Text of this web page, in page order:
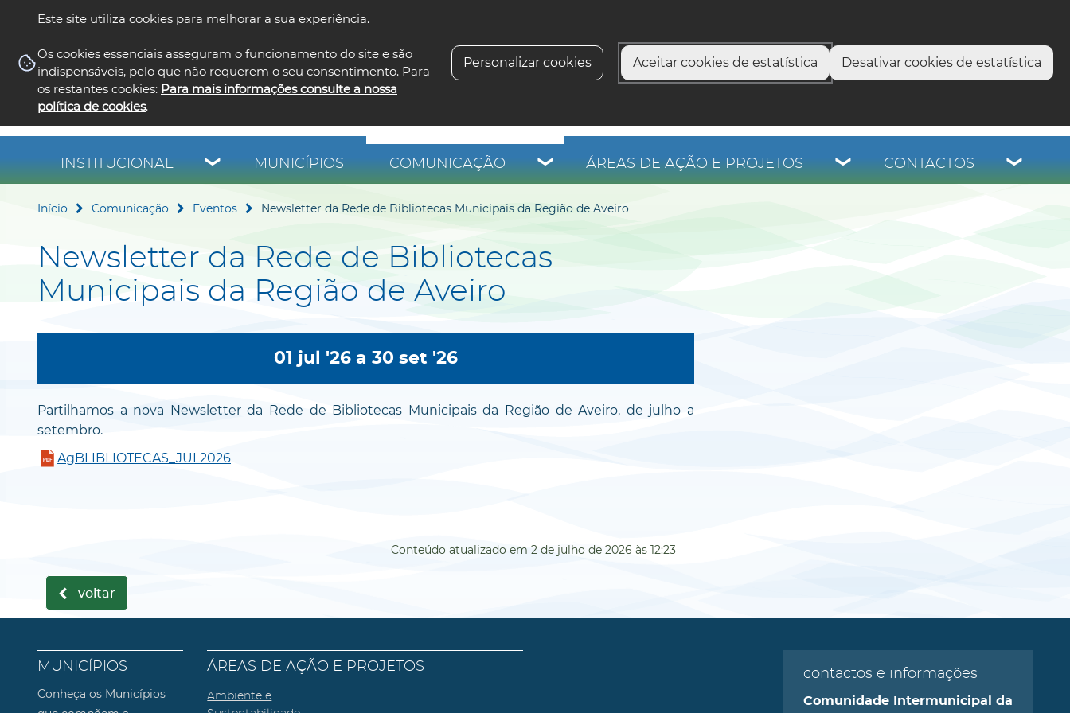
Este site utiliza cookies para melhorar a sua experiência.
Os cookies essenciais asseguram o funcionamento do site e são
indispensáveis, pelo que não requerem o seu consentimento. Para
os restantes cookies: Para mais informações consulte a nossa
política de cookies.
Personalizar cookies Aceitar cookies de estatística Desativar cookies de estatística
INSTITUCIONAL MUNICÍPIOS COMUNICAÇÃO ÁREAS DE AÇÃO E PROJETOS CONTACTOS
Início Comunicação Eventos Newsletter da Rede de Bibliotecas Municipais da Região de Aveiro
Newsletter da Rede de Bibliotecas
Municipais da Região de Aveiro
01 jul '26 a 30 set '26
Partilhamos a nova Newsletter da Rede de Bibliotecas Municipais da Região de Aveiro, de julho a
setembro.
AgBLIBLIOTECAS_JUL2026
Conteúdo atualizado em 2 de julho de 2026 às 12:23
voltar
MUNICÍPIOS
Conheça os Municípios
ÁREAS DE AÇÃO E PROJETOS
Ambiente e
contactos e informações
Comunidade Intermunicipal da